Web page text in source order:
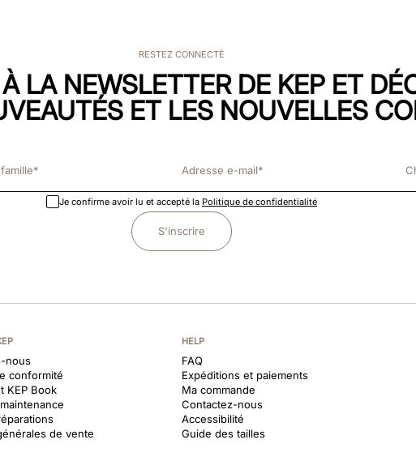
RESTEZ CONNECTÉ
LA NEWSLETTER DE KEP ET
ET LES NOUVELLES
Je confirme avoir lu et accepté la Politique de confidentialité
S'inscrire
nous
conformité
KEP Book
de vente
HELP
FAQ
Expéditions et paiements
Ma commande
Contactez-nous
Accessibilité
Guide des tailles